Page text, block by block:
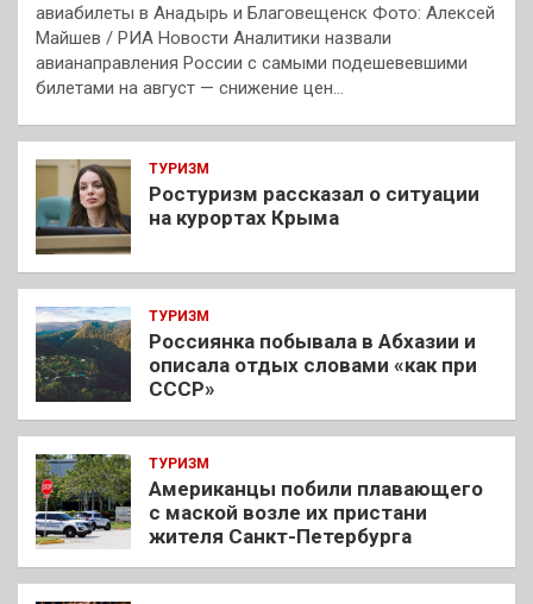
авиабилеты в Анадырь и Благовещенск Фото: Алексей
Майшев / РИА Новости Аналитики назвали
авианаправления России с самыми подешевевшими
билетами на август — снижение цен…
ТУРИЗМ
Ростуризм рассказал о ситуации
на курортах Крыма
ТУРИЗМ
Россиянка побывала в Абхазии и
описала отдых словами «как при
СССР»
ТУРИЗМ
Американцы побили плавающего
с маской возле их пристани
жителя Санкт-Петербурга